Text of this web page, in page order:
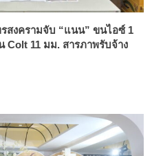
สงครามจับ “แนน” ขนไอซ์ 1
Colt 11 มม. สารภาพรับจ้าง